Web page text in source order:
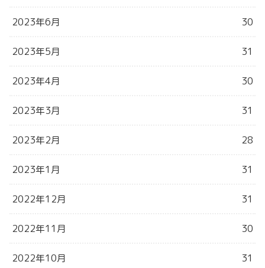
2023年6月 30
2023年5月 31
2023年4月 30
2023年3月 31
2023年2月 28
2023年1月 31
2022年12月 31
2022年11月 30
2022年10月 31